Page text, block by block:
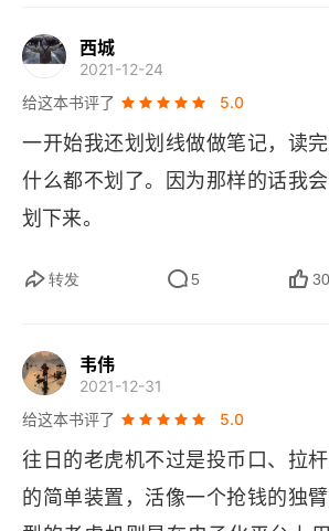
参考文献
板 1200 元台币，而小卖店的老
以纸钞兑换硬币 (102 个一元硬币
钞)。就当时我的登记统计，平均
额 (纯利 (因为不缴税)) 约为
在回想起来，这还是我老板的高
机台，是可以设定吐出率的。所谓
以说成出奖率，就是机器收入 100
项。当时的老虎机有 0~7 八个档
0、1->30、2->40、3->50、4-
>80、7->90。在当时那个年头
是 3~4。我当时那个看似斯文、
(徐生，长得很像现在的刘润老
西城
2021-12-24
给这本书评了
5.0
一开始我还划划线做做笔记，读
什么都不划了。因为那样的话我
划下来。
转发 5 30
韦伟
2021-12-31
给这本书评了
5.0
往日的老虎机不过是投币口、拉
的简单装置，活像一个抢钱的独